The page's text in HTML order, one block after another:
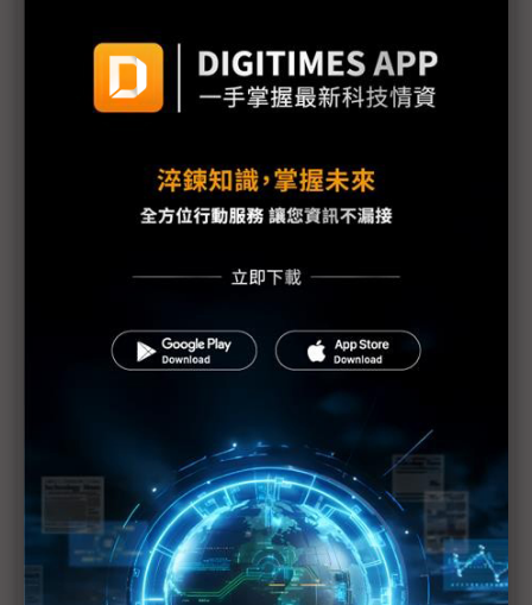
友達攻CPO與低軌衛星、群創搶FOPLP 柯富仁喚
「別再叫我面板大廠」
新款晶片2026接單生產
「在台灣做材料不切入半導體很可惜」 明基材力跨
幫解決鈣鈦礦量產瓶頸 創為攜友來新能源切入「自
群創CarUX展購併Pioneer綜效 首發智慧座艙模擬系
統強化「影音一體」
先進封裝、光通訊商機少不了玻璃 康寧Touch
Taiwan不只秀顯示器實力